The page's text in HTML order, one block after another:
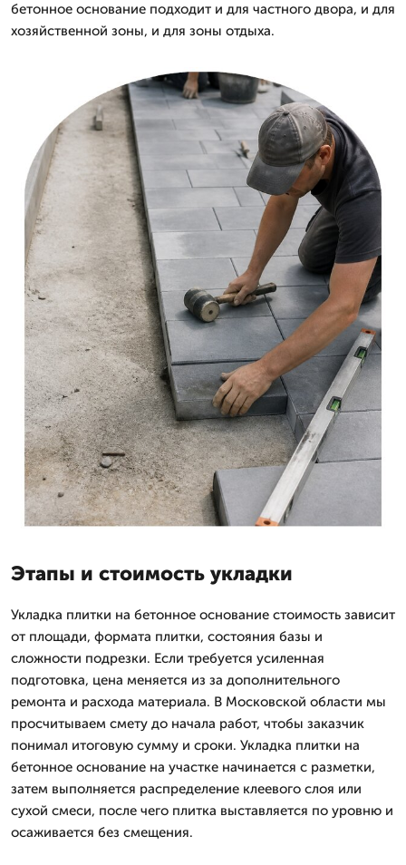
бетонное основание подходит и для частного двора, и для
хозяйственной зоны, и для зоны отдыха.
Этапы и стоимость укладки
Укладка плитки на бетонное основание стоимость зависит
от площади, формата плитки, состояния базы и
сложности подрезки. Если требуется усиленная
подготовка, цена меняется из за дополнительного
ремонта и расхода материала. В Московской области мы
просчитываем смету до начала работ, чтобы заказчик
понимал итоговую сумму и сроки. Укладка плитки на
бетонное основание на участке начинается с разметки,
затем выполняется распределение клеевого слоя или
сухой смеси, после чего плитка выставляется по уровню и
осаживается без смещения.